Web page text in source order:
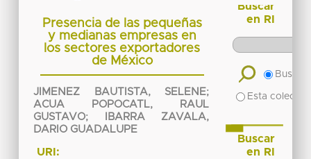
Presencia de las pequeñas
y medianas empresas en
los sectores exportadores
de México
JIMENEZ BAUTISTA, SELENE;
ACUA POPOCATL, RAUL
GUSTAVO;
IBARRA ZAVALA,
DARIO GUADALUPE
URI:
Buscar
en RI
Buscar
Esta
Buscar
en RI